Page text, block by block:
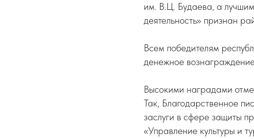
им. В.Ц. Будаева, а
деятельность» признан
Всем победителям
денежное
Высокими наградами
Так, Благодарственное
заслуги в сфере защиты
«Управление культуры и